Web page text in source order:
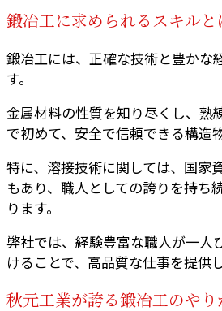
鍛冶工に求められるスキル
鍛冶工には、正確な技術と豊かな
す。
金属材料の性質を知り尽くし、熟
で初めて、安全で信頼できる構造
特に、溶接技術に関しては、国家
もあり、職人としての誇りを持ち
ります。
弊社では、経験豊富な職人が一人
けることで、高品質な仕事を提供
秋元工業が誇る鍛冶工のやり